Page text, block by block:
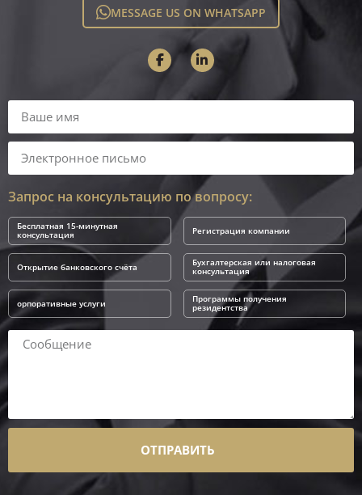
MESSAGE US ON WHATSAPP
Запрос на консультацию по вопросу:
Бесплатная 15-минутная
консультация Регистрация компании
Открытие банковского счёта Бухгалтерская или налоговая
консультация
орпоративные услуги Программы получения
резидентства
ОТПРАВИТЬ